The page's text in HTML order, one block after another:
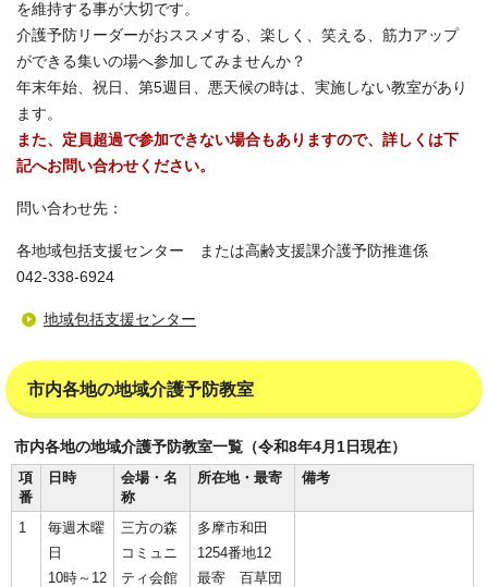
を維持する事が大切です。
介護予防リーダーがおススメする、楽しく、笑える、筋力アップ
ができる集いの場へ参加してみませんか？
年末年始、祝日、第5週目、悪天候の時は、実施しない教室があり
ます。
また、定員超過で参加できない場合もありますので、詳しくは下
記へお問い合わせください。
問い合わせ先：
各地域包括支援センター または高齢支援課介護予防推進係
042-338-6924
地域包括支援センター
市内各地の地域介護予防教室
市内各地の地域介護予防教室一覧（令和8年4月1日現在）
項
番
日時
会場・名
称
所在地・最寄 備考
1
毎週木曜
日
10時～12
三方の森
コミュニ
ティ会館
多摩市和田
1254番地12
最寄 百草団